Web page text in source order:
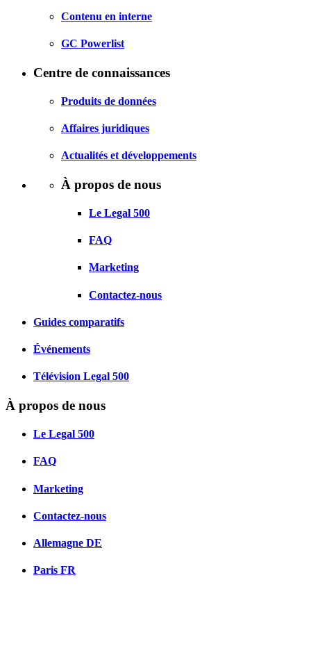
Contenu en interne
GC Powerlist
Centre de connaissances
Produits de données
Affaires juridiques
Actualités et développements
À propos de nous
Le Legal 500
FAQ
Marketing
Contactez-nous
Guides comparatifs
Événements
Télévision Legal 500
À propos de nous
Le Legal 500
FAQ
Marketing
Contactez-nous
Allemagne DE
Paris FR